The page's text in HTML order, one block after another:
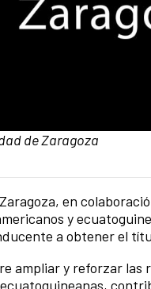
de Zaragoza
en
y
a obtener el
ampliar y reforzar las